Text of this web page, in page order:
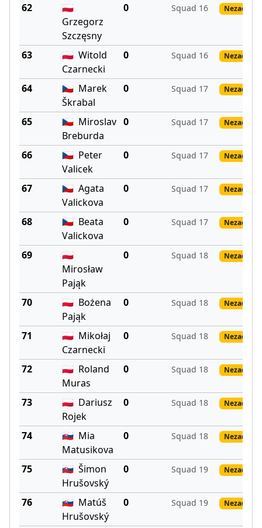
62
🇵🇱
Grzegorz
Szczęsny
0 Squad 16
63 🇵🇱 Witold
Czarnecki
0 Squad 16
64 🇨🇿 Marek
Škrabal
0 Squad 17
65 🇨🇿 Miroslav
Breburda
0 Squad 17
66 🇨🇿 Peter
Valicek
0 Squad 17
67 🇨🇿 Agata
Valickova
0 Squad 17
68 🇨🇿 Beata
Valickova
0 Squad 17
69
🇵🇱
Mirosław
Pająk
0 Squad 18
70 🇵🇱 Bożena
Pająk
0 Squad 18
71 🇵🇱 Mikołaj
Czarnecki
0 Squad 18
72 🇵🇱 Roland
Muras
0 Squad 18
73 🇵🇱 Dariusz
Rojek
0 Squad 18
74 🇸🇰 Mia
Matusikova
0 Squad 18
75 🇸🇰 Šimon
Hrušovský
0 Squad 19
76 🇸🇰 Matúš
Hrušovský
0 Squad 19